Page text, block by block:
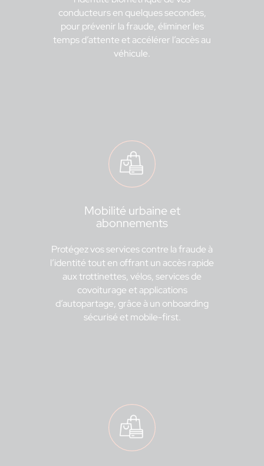
conducteurs en quelques secondes,
pour prévenir la fraude, éliminer les
temps d’attente et accélérer l’accès au
véhicule.
Mobilité urbaine et
abonnements
Protégez vos services contre la fraude à
l’identité tout en offrant un accès rapide
aux trottinettes, vélos, services de
covoiturage et applications
d’autopartage, grâce à un onboarding
sécurisé et mobile-first.